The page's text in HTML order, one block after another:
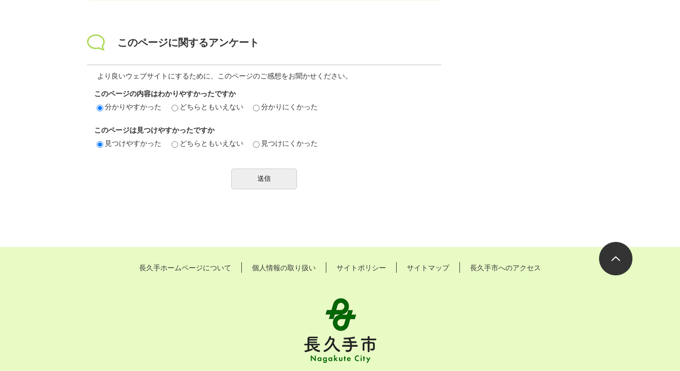
このページに関するアンケート
より良いウェブサイトにするために、このページのご感想をお聞かせください。
このページの内容はわかりやすかったですか
分かりやすかった
どちらともいえない 分かりにくかった
このページは見つけやすかったですか
見つけやすかった
どちらともいえない 見つけにくかった
長久手ホームページについて 個人情報の取り扱い サイトポリシー サイトマップ 長久手市へのアクセス
Nagakute
City